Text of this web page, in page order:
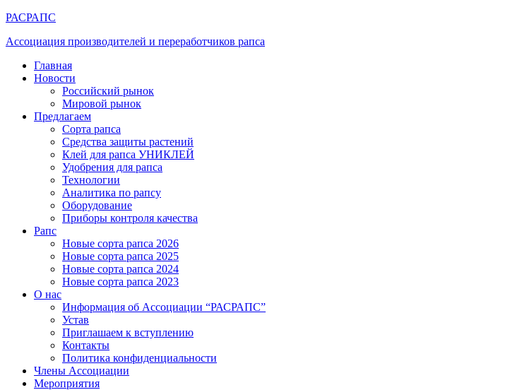
РАСРАПС
Ассоциация производителей и переработчиков рапса
Главная
Новости
Российский рынок
Мировой рынок
Предлагаем
Сорта рапса
Средства защиты растений
Клей для рапса УНИКЛЕЙ
Удобрения для рапса
Технологии
Аналитика по рапсу
Оборудование
Приборы контроля качества
Рапс
Новые сорта рапса 2026
Новые сорта рапса 2025
Новые сорта рапса 2024
Новые сорта рапса 2023
О нас
Информация об Ассоциации “РАСРАПС”
Устав
Приглашаем к вступлению
Контакты
Политика конфиденциальности
Члены Ассоциации
Мероприятия